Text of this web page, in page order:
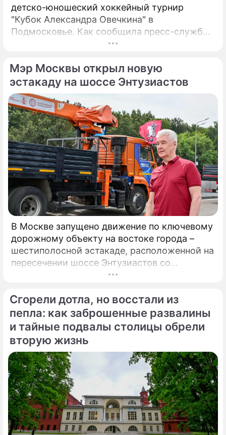
детско-юношеский хоккейный турнир
"Кубок Александра Овечкина" в
Подмосковье. Как сообщила пресс-служба
регионального правительства, губернатор
сделал символическое сбрасывание шайбы
на «Арене Мытищи».
Мэр Москвы открыл новую
эстакаду на шоссе Энтузиастов
В Москве запущено движение по ключевому
дорожному объекту на востоке города –
шестиполосной эстакаде, расположенной на
пересечении шоссе Энтузиастов со
Свободным проспектом и Большим
открытия принял участие мэр Москвы
Сергей Собянин, который подчеркнул
стратегическую важность новой развязки
для разгрузки одного из самых проблемных
участков магистрали.
Сгорели дотла, но восстали из
пепла: как заброшенные развалины
и тайные подвалы столицы обрели
вторую жизнь